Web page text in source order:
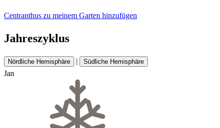
Centranthus zu meinem Garten hinzufügen
Jahreszyklus
Nördliche Hemisphäre | Südliche Hemisphäre
Jan